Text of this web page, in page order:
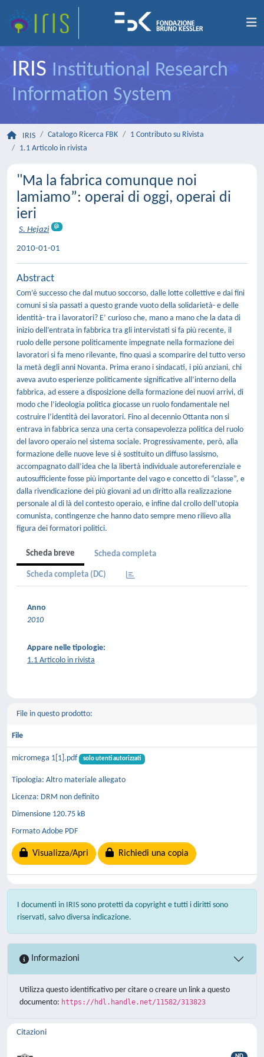
IRIS Institutional Research
Information System
IRIS Catalogo Ricerca FBK
1 Contributo su Rivista
1.1 Articolo in rivista
"Ma la fabrica comunque noi
lamiamo”: operai di oggi, operai di
ieri
S. Hejazi
2010-01-01
Abstract
Com’è successo che dal mutuo soccorso, dalle lotte collettive e dai fini
comuni si sia passati a questo grande vuoto della solidarietà- e delle
identità- tra i lavoratori? E’ curioso che, mano a mano che la data di
inizio dell’entrata in fabbrica tra gli intervistati si fa più recente, il
ruolo delle persone politicamente impegnate nella formazione dei
lavoratori si fa meno rilevante, fino quasi a scomparire del tutto verso
la metà degli anni Novanta. Prima erano i sindacati, i più anziani, chi
aveva avuto esperienze politicamente significative all’interno della
fabbrica, ad essere a disposizione della formazione dei nuovi arrivi, di
modo che l’ideologia politica giocasse un ruolo fondamentale nel
costruire l’identità dei lavoratori. Fino al decennio Ottanta non si
entrava in fabbrica senza una certa consapevolezza politica del ruolo
del lavoro operaio nel sistema sociale. Progressivamente, però, alla
formazione delle nuove leve si è sostituito un diffuso lassismo,
accompagnato dall’idea che la libertà individuale autoreferenziale e
autosufficiente fosse più importante del vago e concetto di “classe”, e
dalla rivendicazione dei più giovani ad un diritto alla realizzazione
personale al di là del contesto operaio, e infine dal crollo dell’utopia
comunista, contingenze che hanno dato sempre meno rilievo alla
figura dei formatori politici.
Scheda breve Scheda completa
Scheda completa (DC)
Anno
2010
Appare nelle tipologie:
1.1 Articolo in rivista
File in questo prodotto:
File
micromega 1[1].pdf solo utenti autorizzati
Tipologia: Altro materiale allegato
Licenza: DRM non definito
Dimensione 120.75 kB
Formato Adobe PDF
Visualizza/Apri Richiedi una copia
I documenti in IRIS sono protetti da copyright e tutti i diritti sono
riservati, salvo diversa indicazione.
Informazioni
Utilizza questo identificativo per citare o creare un link a questo
documento: https://hdl.handle.net/11582/313823
Citazioni